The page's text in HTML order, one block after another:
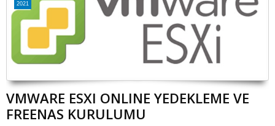
VMWARE ESXI ONLINE YEDEKLEME VE
FREENAS KURULUMU
2021